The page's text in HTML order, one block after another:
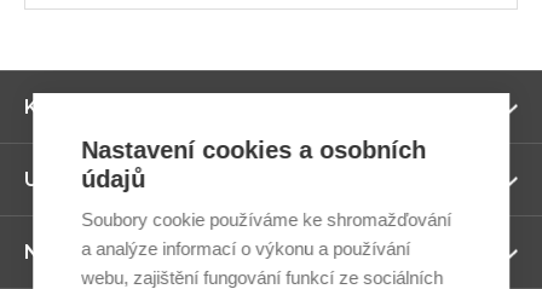
Kategorie
Užitečné odkazy
Newsletter
Nastavení cookies a osobních
údajů
Soubory cookie používáme ke shromažďování
a analýze informací o výkonu a používání
webu, zajištění fungování funkcí ze sociálních